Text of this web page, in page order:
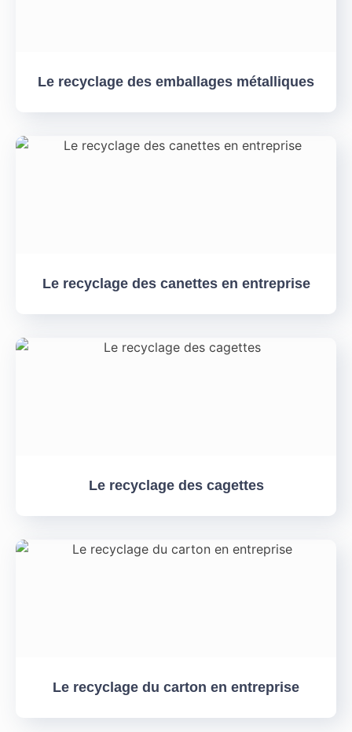
Le recyclage des emballages métalliques
Le recyclage des canettes en entreprise
Le recyclage des cagettes
Le recyclage du carton en entreprise